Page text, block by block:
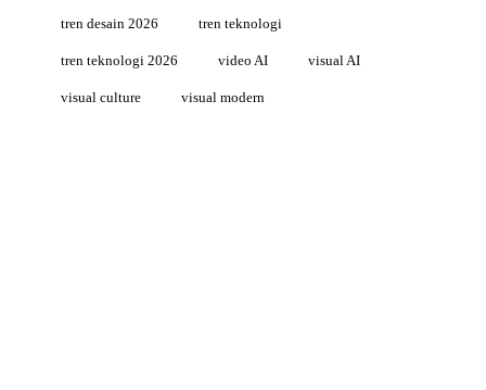
tren desain 2026 tren teknologi
tren teknologi 2026 video AI visual AI
visual culture visual modern